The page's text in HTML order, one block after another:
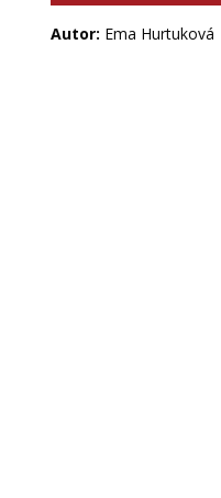
Autor: Ema Hurtuková